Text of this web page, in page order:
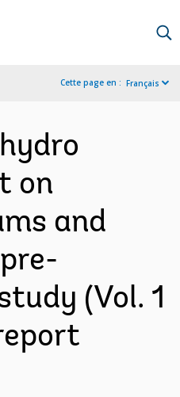
Cette page en : Français
on
and
(Vol. 1